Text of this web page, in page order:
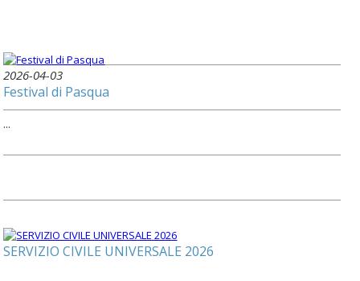
2026-04-03
Festival di Pasqua
...
SERVIZIO CIVILE UNIVERSALE 2026